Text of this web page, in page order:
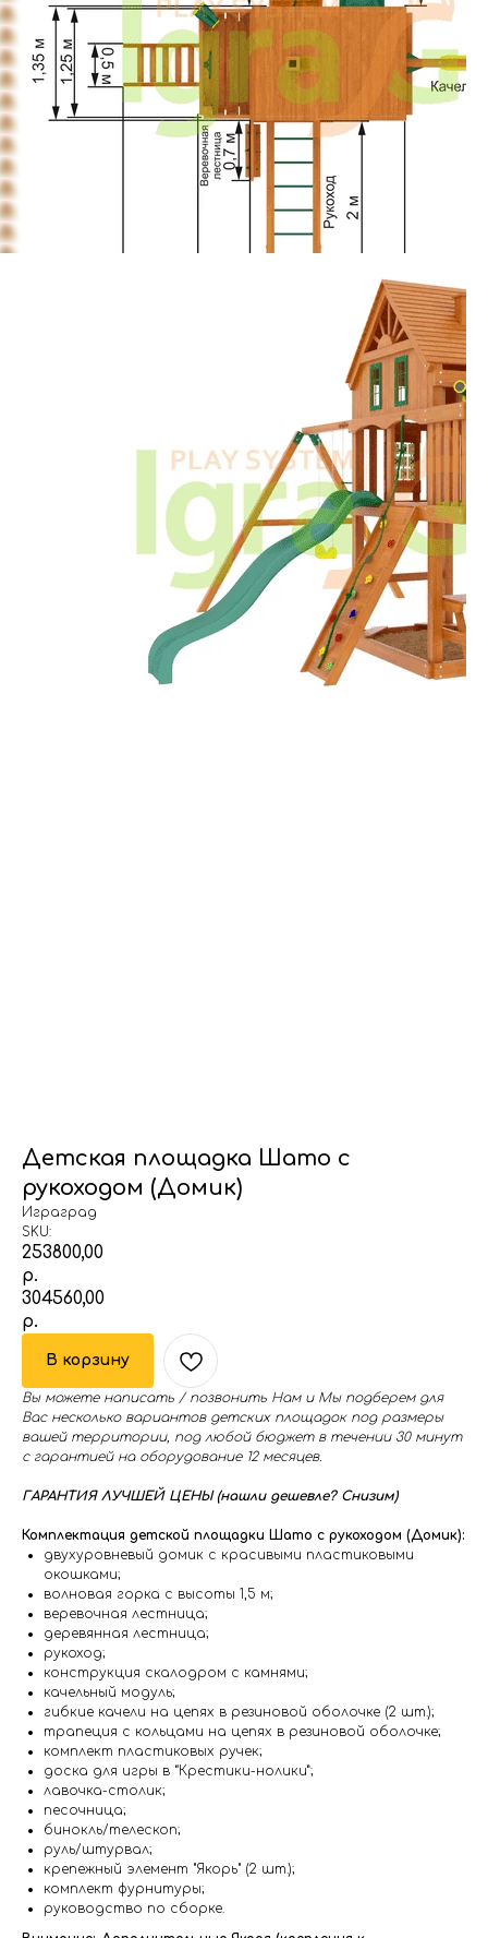
Детская площадка Шато с
рукоходом (Домик)
Играград
SKU:
253800,00
р.
304560,00
р.
В корзину
Вы можете написать / позвонить Нам и Мы подберем для
Вас несколько вариантов детских площадок под размеры
вашей территории, под любой бюджет в течении 30 минут
с гарантией на оборудование 12 месяцев.
ГАРАНТИЯ ЛУЧШЕЙ ЦЕНЫ (нашли дешевле? Снизим)
Комплектация детской площадки Шато с рукоходом (Домик):
двухуровневый домик с красивыми пластиковыми
окошками;
волновая горка с высоты 1,5 м;
веревочная лестница;
деревянная лестница;
рукоход;
конструкция скалодром с камнями;
качельный модуль;
гибкие качели на цепях в резиновой оболочке (2 шт.);
трапеция с кольцами на цепях в резиновой оболочке;
комплект пластиковых ручек;
доска для игры в “Крестики-нолики”;
лавочка-столик;
песочница;
бинокль/телескоп;
руль/штурвал;
крепежный элемент "Якорь" (2 шт.);
комплект фурнитуры;
руководство по сборке.